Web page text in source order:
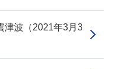
津波（2021年3月3